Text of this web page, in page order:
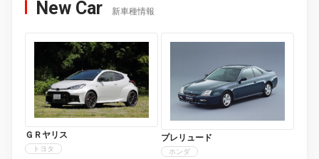
New Car 新車種情報
ＧＲヤリス
トヨタ
プレリュード
ホンダ